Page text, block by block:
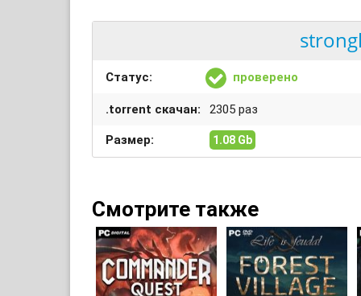
Статус: проверено
.torrent скачан: 2305 раз
Размер: 1.08 Gb
Смотрите также